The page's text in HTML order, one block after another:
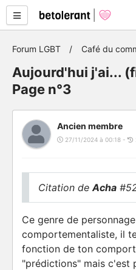
Forum LGBT Café du
Aujourd'hui j'ai...
Page n°3
Ancien membre
27/11/2024 à 00:18 -
Citation deAcha
Ce genre de
comportementaliste, il
fonction de ton
"prédictions" mais c'est